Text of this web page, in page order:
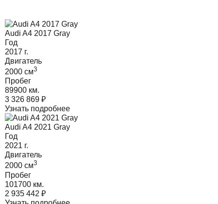
Audi A4 2017 Gray
Год
2017 г.
Двигатель
2000 cм3
Пробег
89900 км.
3 326 869 ₽
Узнать подробнее
Audi A4 2021 Gray
Год
2021 г.
Двигатель
2000 cм3
Пробег
101700 км.
2 935 442 ₽